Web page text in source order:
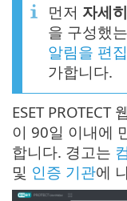
먼저 자세히
을 구성했
알림을 편집
가합니다.
ESET
이 90일 이내에
합니다. 경고는
및 인증 기관에